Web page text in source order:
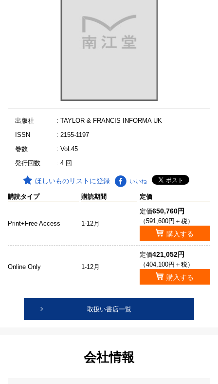
出版社
: TAYLOR & FRANCIS INFORMA UK
ISSN
: 2155-1197
巻数
: Vol.45
発行回数
: 4 回
ほしいものリストに登録 いいね
購読タイプ 購読期間 定価
Print+Free Access 1-12月
定価650,760円
（591,600円＋税）
購入する
Online Only 1-12月
定価421,052円
（404,100円＋税）
購入する
取扱い書店一覧
会社情報